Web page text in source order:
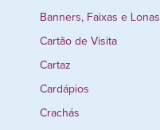
Banners, Faixas e Lonas
Cartão de Visita
Cartaz
Cardápios
Crachás